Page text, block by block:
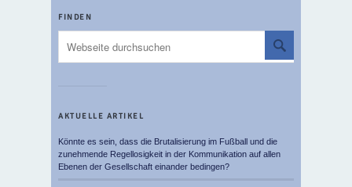
FINDEN
AKTUELLE ARTIKEL
Könnte es sein, dass die Brutalisierung im Fußball und die
zunehmende Regellosigkeit in der Kommunikation auf allen
Ebenen der Gesellschaft einander bedingen?